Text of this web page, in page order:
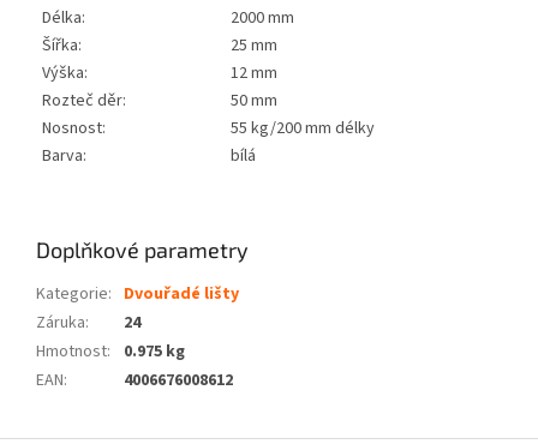
Délka:
2000 mm
Šířka:
25 mm
Výška:
12 mm
Rozteč děr:
50 mm
Nosnost:
55 kg/200 mm délky
Barva:
bílá
Doplňkové parametry
Kategorie: Dvouřadé lišty
Záruka:
24
Hmotnost:
0.975 kg
EAN: 4006676008612